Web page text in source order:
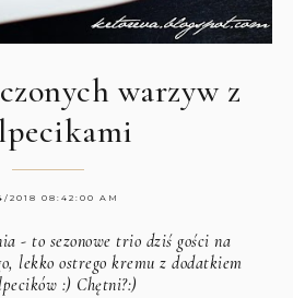
warzyw z
2018 08:42:00 AM
- to sezonowe trio dziś gości na
lekko ostrego kremu z dodatkiem
:) Chętni?:)